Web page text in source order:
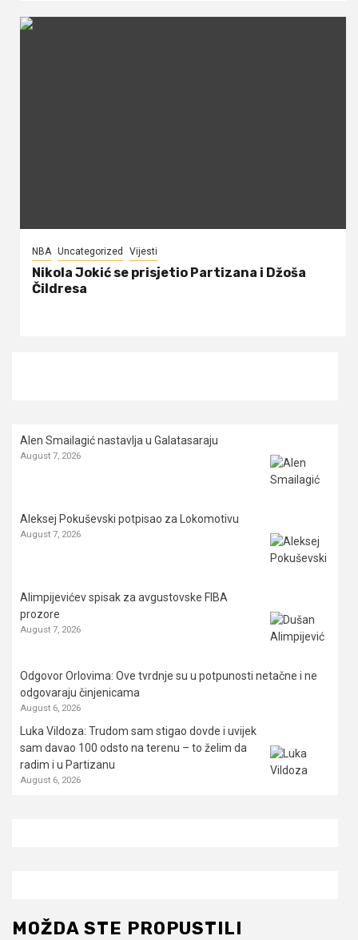
NBA Uncategorized Vijesti
Nikola Jokić se prisjetio Partizana i Džoša
Čildresa
Alen Smailagić nastavlja u Galatasaraju
August 7, 2026
Aleksej Pokuševski potpisao za Lokomotivu
August 7, 2026
Alimpijevićev spisak za avgustovske FIBA
prozore
August 7, 2026
Odgovor Orlovima: ​Ove tvrdnje su u potpunosti netačne i ne
odgovaraju činjenicama
August 6, 2026
Luka Vildoza: Trudom sam stigao dovde i uvijek
sam davao 100 odsto na terenu – to želim da
radim i u Partizanu
August 6, 2026
MOŽDA STE PROPUSTILI